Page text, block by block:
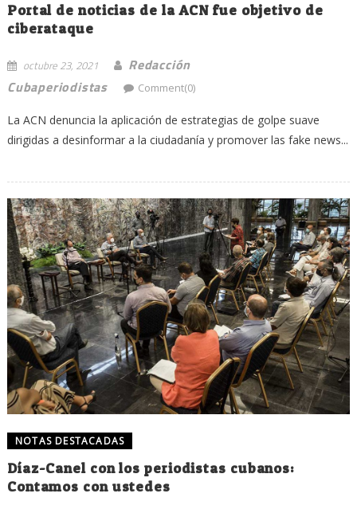
Portal de noticias de la ACN fue objetivo de
ciberataque
octubre 23, 2021
Redacción
Cubaperiodistas
Comment(0)
La ACN denuncia la aplicación de estrategias de golpe suave
dirigidas a desinformar a la ciudadanía y promover las fake news...
NOTAS DESTACADAS
Díaz-Canel con los periodistas cubanos:
Contamos con ustedes